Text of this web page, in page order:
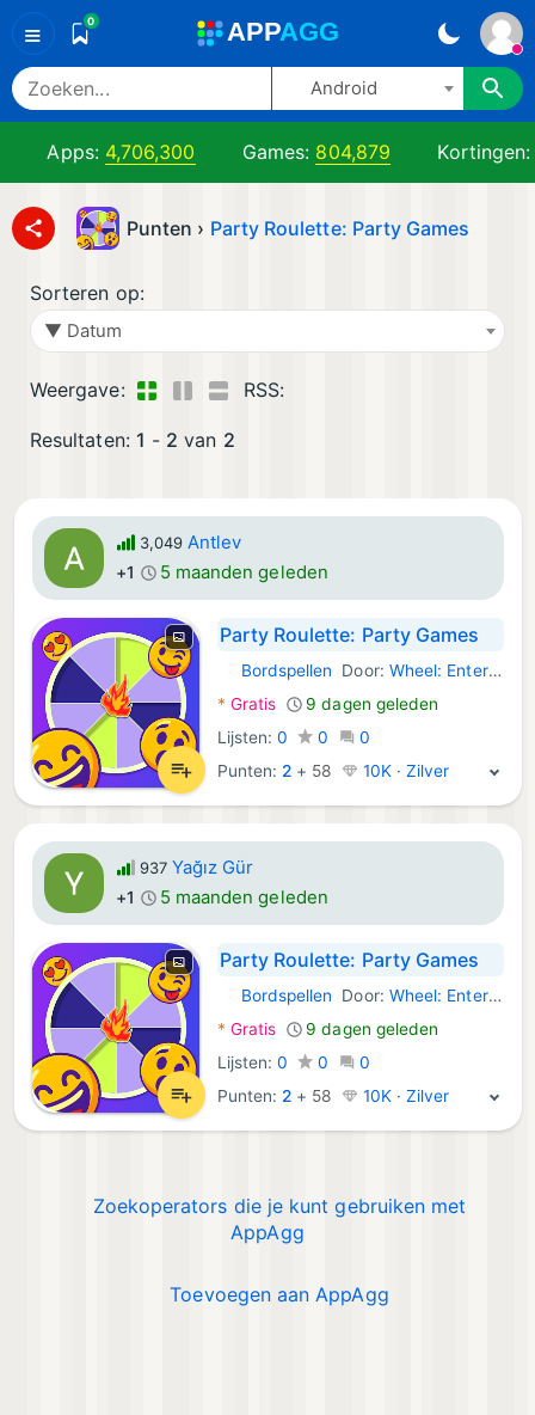
≡ 0 APPAGG
Android
Apps: 4,706,300 Games: 804,879
Punten › Party Roulette: Party Games
Sorteren op:
▼ Datum
Weergave: RSS:
Resultaten: 1 - 2 van 2
3,049 Antlev
+1 5 maanden geleden
Party Roulette: Party Games
Android Games:
Bordspellen Door: Wheel: Entertainment
* Gratis
9 dagen geleden
Lijsten:0 0
0
Punten: 2 + 58 10K · Zilver
937 Yağız Gür
+1 5 maanden geleden
Party Roulette: Party Games
Android Games:
Bordspellen Door: Wheel: Entertainment
* Gratis
9 dagen geleden
Lijsten:0 0
0
Punten: 2 + 58 10K · Zilver
Zoekoperators die je kunt gebruiken met
AppAgg
Toevoegen aan AppAgg